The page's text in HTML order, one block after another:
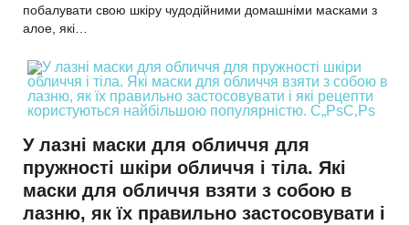
побалувати свою шкіру чудодійними домашніми масками з
алое, які…
У лазні маски для обличчя для
пружності шкіри обличчя і тіла. Які
маски для обличчя взяти з собою в
лазню, як їх правильно застосовувати і